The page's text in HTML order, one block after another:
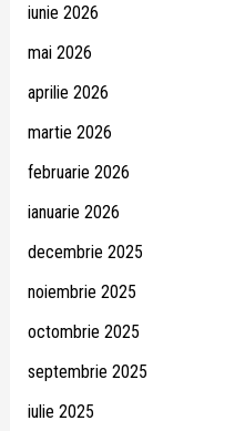
iunie 2026
mai 2026
aprilie 2026
martie 2026
februarie 2026
ianuarie 2026
decembrie 2025
noiembrie 2025
octombrie 2025
septembrie 2025
iulie 2025